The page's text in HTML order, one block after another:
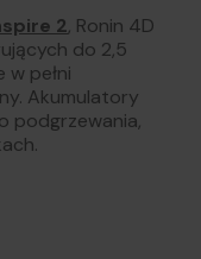
2, Ronin 4D
do 2,5
pełni
Akumulatory
podgrzewania,